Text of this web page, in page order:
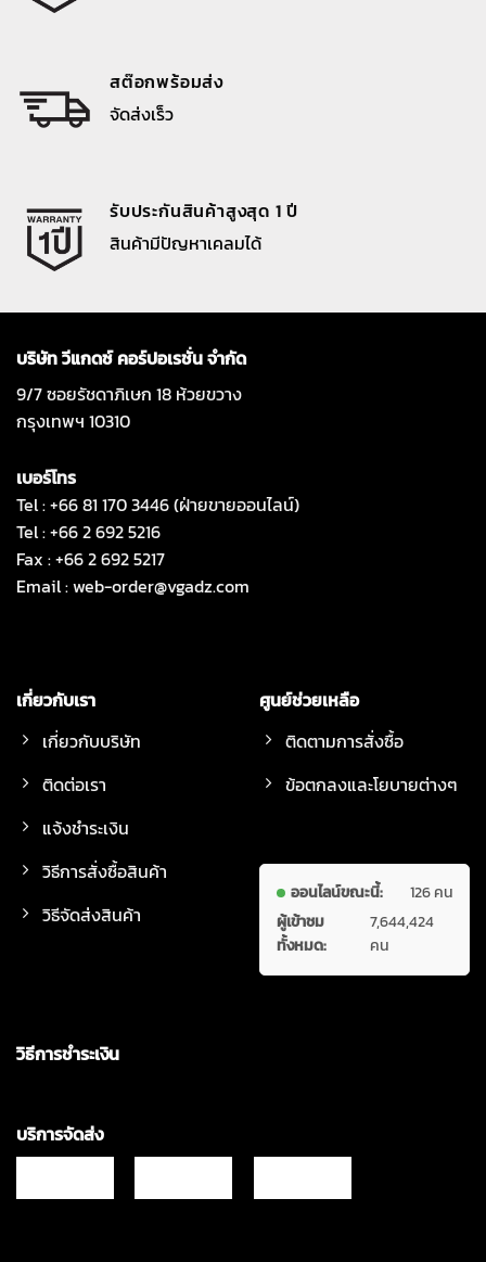
สต๊อกพร้อมส่ง
จัดส่งเร็ว
รับประกันสินค้าสูงสุด 1 ปี
สินค้ามีปัญหาเคลมได้
บริษัท วีแกดซ์ คอร์ปอเรชั่น จำกัด
9/7 ซอยรัชดาภิเษก 18 ห้วยขวาง
กรุงเทพฯ 10310
เบอร์โทร
Tel : +66 81 170 3446 (ฝ่ายขายออนไลน์)
Tel : +66 2 692 5216
Fax : +66 2 692 5217
Email :web-order@vgadz.com
เกี่ยวกับเรา
เกี่ยวกับบริษัท
ติดต่อเรา
แจ้งชำระเงิน
วิธีการสั่งซื้อสินค้า
วิธีจัดส่งสินค้า
ศูนย์ช่วยเหลือ
ติดตามการสั่งซื้อ
ข้อตกลงและโยบายต่างๆ
ออนไลน์ขณะนี้:
126 คน
ผู้เข้าชม
ทั้งหมด:
7,644,424
คน
วิธีการชำระเงิน
บริการจัดส่ง